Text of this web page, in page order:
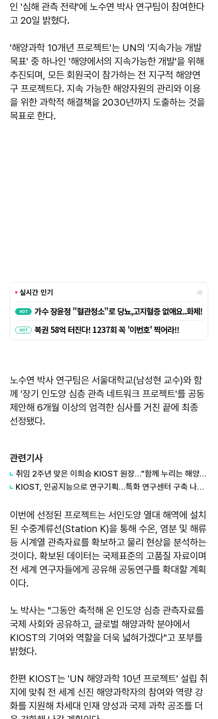
인 '심해 관측 전략'에 노수연 박사 연구팀이 참여한다
고 20일 밝혔다.
'해양과학 10개년 프로젝트'는 UN의 '지속가능 개발
목표' 중 하나인 '해양에서의 지속가능한 개발'을 위해
추진되며, 모든 회원국이 참가하는 전 지구적 해양연
구 프로젝트다. 지속 가능한 해양자원의 관리와 이용
을 위한 과학적 해결책을 2030년까지 도출하는 것을
목표로 한다.
노수연 박사 연구팀은 서울대학교(남성현 교수)와 함
께 '장기 인도양 심층 관측 네트워크 프로젝트'를 공동
제안해 6개월 이상의 엄격한 심사를 거친 끝에 최종
선정됐다.
관련기사
취임 2주년 맞은 이희승 KIOST 원장…"함께 누리는 해양과학기술 위해 최선"
KIOST, 인공지능으로 연구기획…특화 연구센터 구축 나선다
이번에 선정된 프로젝트는 서인도양 열대 해역에 설치
된 수중계류선(Station K)을 통해 수온, 염분 및 해류
등 시계열 관측자료를 확보하고 물리 현상을 분석하는
것이다. 확보된 데이터는 국제표준의 고품질 자료이며
전 세계 연구자들에게 공유해 공동연구를 확대할 계획
이다.
노 박사는 "그동안 축적해 온 인도양 심층 관측자료를
국제 사회와 공유하고, 글로벌 해양과학 분야에서
KIOST의 기여와 역할을 더욱 넓혀가겠다"고 포부를
밝혔다.
한편 KIOST는 'UN 해양과학 10년 프로젝트' 설립 취
지에 맞춰 전 세계 신진 해양과학자의 참여와 역량 강
화를 지원해 차세대 인재 양성과 국제 과학 공조를 더